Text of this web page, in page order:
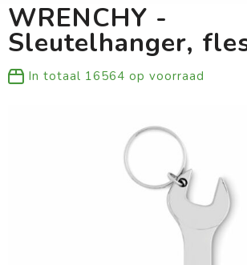
Werkkleding
Kleding
WRENCHY -
Sleutelhanger,
In totaal 16564 op voorraad